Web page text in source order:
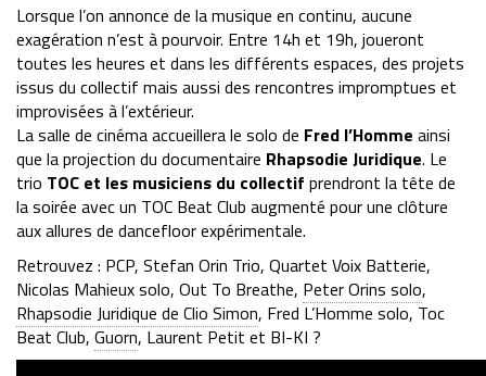
Lorsque l’on annonce de la musique en continu, aucune
exagération n’est à pourvoir. Entre 14h et 19h, joueront
toutes les heures et dans les différents espaces, des projets
issus du collectif mais aussi des rencontres impromptues et
improvisées à l’extérieur.
La salle de cinéma accueillera le solo de Fred l’Homme ainsi
que la projection du documentaire Rhapsodie Juridique. Le
trio TOC et les musiciens du collectif prendront la tête de
la soirée avec un TOC Beat Club augmenté pour une clôture
aux allures de dancefloor expérimentale.
Retrouvez : PCP, Stefan Orin Trio, Quartet Voix Batterie,
Nicolas Mahieux solo, Out To Breathe, Peter Orins solo,
Rhapsodie Juridique de Clio Simon, Fred L’Homme solo, Toc
Beat Club, Guorn, Laurent Petit et BI-KI ?